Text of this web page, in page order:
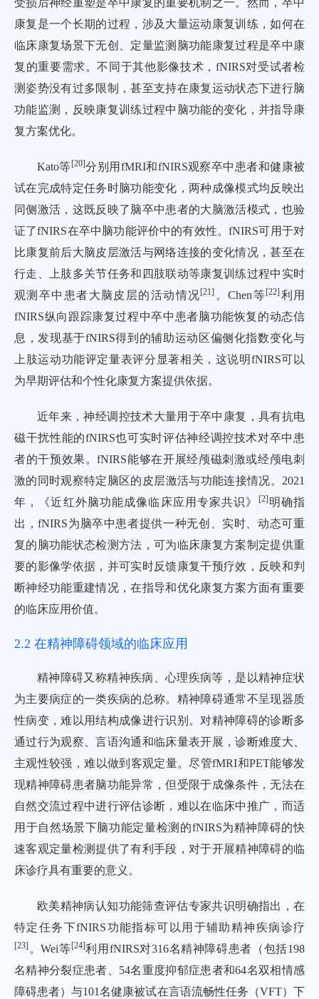
受损后神经重塑是卒中康复的重要机制之一。然而，卒中
康复是一个长期的过程，涉及大量运动康复训练，如何在
临床康复场景下无创、定量监测脑功能康复过程是卒中康
复的重要需求。不同于其他影像技术，fNIRS对受试者检
测姿势没有过多限制，甚至支持在康复运动状态下进行脑
功能监测，反映康复训练过程中脑功能的变化，并指导康
复方案优化。
Kato等[20]分别用fMRI和fNIRS观察卒中患者和健康被
试在完成特定任务时脑功能变化，两种成像模式均反映出
同侧激活，这既反映了脑卒中患者的大脑激活模式，也验
证了fNIRS在卒中脑功能评价中的有效性。fNIRS可用于对
比康复前后大脑皮层激活与网络连接的变化情况，甚至在
行走、上肢多关节任务和四肢联动等康复训练过程中实时
观测卒中患者大脑皮层的活动情况[21] 。Chen等[22] 利用
fNIRS纵向跟踪康复过程中卒中患者脑功能恢复的动态信
息，发现基于fNIRS得到的辅助运动区偏侧化指数变化与
上肢运动功能评定量表评分显著相关，这说明fNIRS可以
为早期评估和个性化康复方案提供依据。
近年来，神经调控技术大量用于卒中康复，具有抗电
磁干扰性能的fNIRS也可实时评估神经调控技术对卒中患
者的干预效果。fNIRS能够在开展经颅磁刺激或经颅电刺
激的同时观察特定脑区的皮层激活与功能连接情况。2021
年，《近红外脑功能成像临床应用专家共识》
[2] 明确指
出，fNIRS为脑卒中患者提供一种无创、实时、动态可重
复的脑功能状态检测方法，可为临床康复方案制定提供重
要的影像学依据，并可实时反馈康复干预疗效，反映和判
断神经功能重建情况，在指导和优化康复方案方面有重要
的临床应用价值。
2.2 在精神障碍领域的临床应用
精神障碍又称精神疾病、心理疾病等，是以精神症状
为主要病症的一类疾病的总称。精神障碍通常不呈现器质
性病变，难以用结构成像进行识别。对精神障碍的诊断多
通过行为观察、言语沟通和临床量表开展，诊断难度大、
主观性较强，难以做到客观定量。尽管fMRI和PET能够发
现精神障碍患者脑功能异常，但受限于成像条件，无法在
自然交流过程中进行评估诊断，难以在临床中推广，而适
用于自然场景下脑功能定量检测的fNIRS为精神障碍的快
速客观定量检测提供了有利手段，对于开展精神障碍的临
床诊疗具有重要的意义。
欧美精神病认知功能筛查评估专家共识明确指出，在
特定任务下fNIRS功能指标可以用于辅助精神疾病诊疗
[23] 。Wei等[24]利用fNIRS对316名精神障碍患者（包括198
名精神分裂症患者、54名重度抑郁症患者和64名双相情感
障碍患者）与101名健康被试在言语流畅性任务（VFT）下